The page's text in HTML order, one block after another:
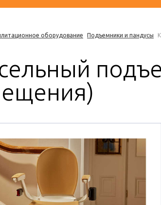
оборудование Подъемники и пандусы